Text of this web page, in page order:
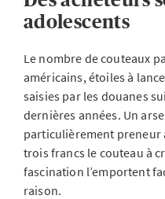
adolescents
Le nombre de couteaux
américains, étoiles à
saisies par les douanes
dernières années. Un
particulièrement preneur
trois francs le couteau à
fascination l’emportent
raison.